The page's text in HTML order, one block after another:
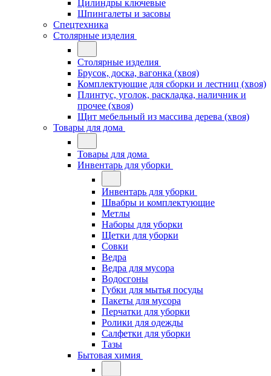
Цилиндры ключевые
Шпингалеты и засовы
Спецтехника
Столярные изделия
Столярные изделия
Брусок, доска, вагонка (хвоя)
Комплектующие для сборки и лестниц (хвоя)
Плинтус, уголок, раскладка, наличник и
прочее (хвоя)
Щит мебельный из массива дерева (хвоя)
Товары для дома
Товары для дома
Инвентарь для уборки
Инвентарь для уборки
Швабры и комплектующие
Метлы
Наборы для уборки
Щетки для уборки
Совки
Ведра
Ведра для мусора
Водосгоны
Губки для мытья посуды
Пакеты для мусора
Перчатки для уборки
Ролики для одежды
Салфетки для уборки
Тазы
Бытовая химия